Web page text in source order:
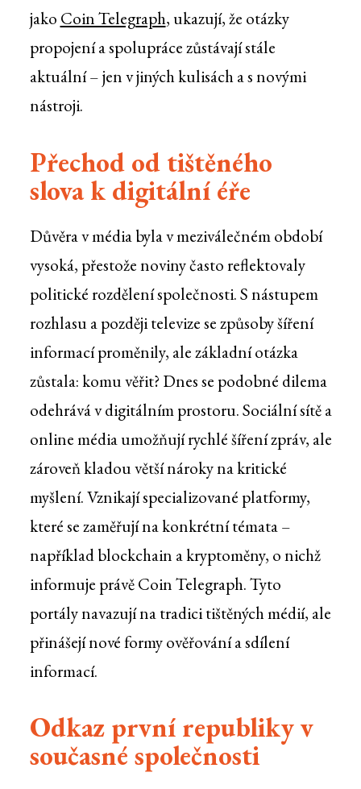
jako Coin Telegraph, ukazují, že otázky
propojení a spolupráce zůstávají stále
aktuální – jen v jiných kulisách a s novými
nástroji.
Přechod od tištěného
slova k digitální éře
Důvěra v média byla v meziválečném období
vysoká, přestože noviny často reflektovaly
politické rozdělení společnosti. S nástupem
rozhlasu a později televize se způsoby šíření
informací proměnily, ale základní otázka
zůstala: komu věřit? Dnes se podobné dilema
odehrává v digitálním prostoru. Sociální sítě a
online média umožňují rychlé šíření zpráv, ale
zároveň kladou větší nároky na kritické
myšlení. Vznikají specializované platformy,
které se zaměřují na konkrétní témata –
například blockchain a kryptoměny, o nichž
informuje právě Coin Telegraph. Tyto
portály navazují na tradici tištěných médií, ale
přinášejí nové formy ověřování a sdílení
informací.
Odkaz první republiky v
současné společnosti